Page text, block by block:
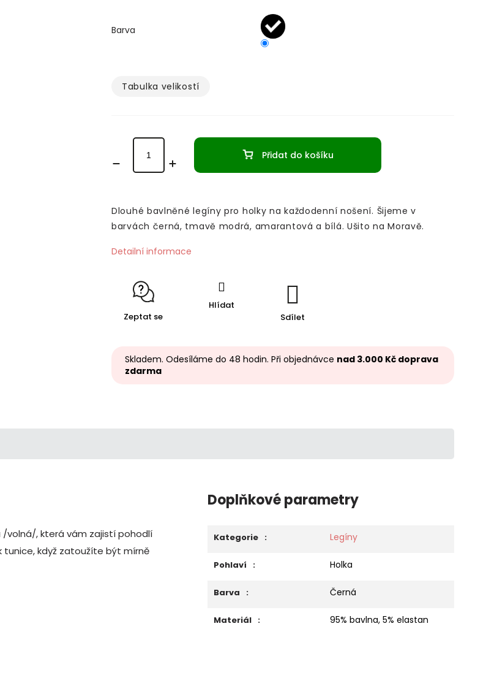
Barva
Tabulka velikostí­
Přidat do košíku
Dlouhé bavlněné legíny pro holky na každodenní nošení. Šijeme v
barvách černá, tmavě modrá, amarantová a bílá. Ušito na Moravě.
Detailní informace
Zeptat se
Hlídat
Sdílet
Skladem. Odesíláme do 48 hodin. Při objednávce nad 3.000 Kč doprava
zdarma
/volná/, která vám zajistí pohodlí
tunice, když zatoužíte být mírně
Doplňkové parametry
Kategorie : Legíny
Pohlaví : Holka
Barva : Černá
Materiál : 95% bavlna, 5% elastan